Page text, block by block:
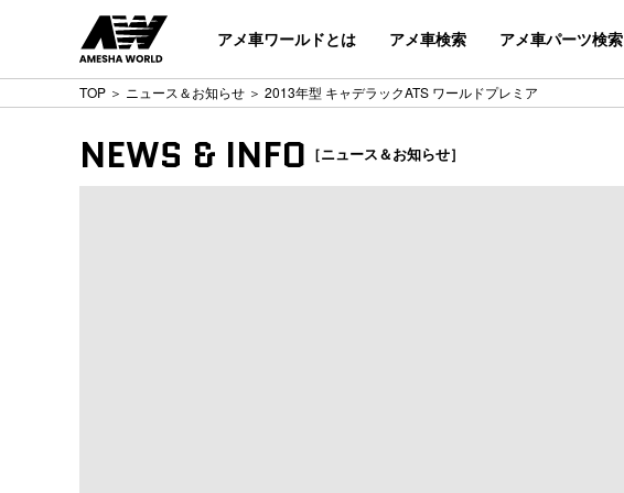
アメ車ワールドとは アメ車検索 アメ車パーツ検索
TOP ＞ ニュース＆お知らせ ＞ 2013年型 キャデラックATS ワールドプレミア
NEWS & INFO ［ニュース＆お知らせ］